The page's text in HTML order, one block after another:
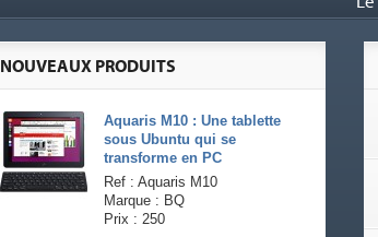
NOUVEAUX PRODUITS
Aquaris M10 : Une tablette
sous Ubuntu qui se
transforme en PC
Ref : Aquaris M10
Marque : BQ
Prix : 250